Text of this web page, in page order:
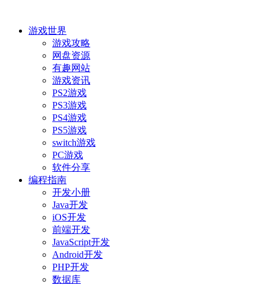
游戏世界
游戏攻略
网盘资源
有趣网站
游戏资讯
PS2游戏
PS3游戏
PS4游戏
PS5游戏
switch游戏
PC游戏
软件分享
编程指南
开发小册
Java开发
iOS开发
前端开发
JavaScript开发
Android开发
PHP开发
数据库